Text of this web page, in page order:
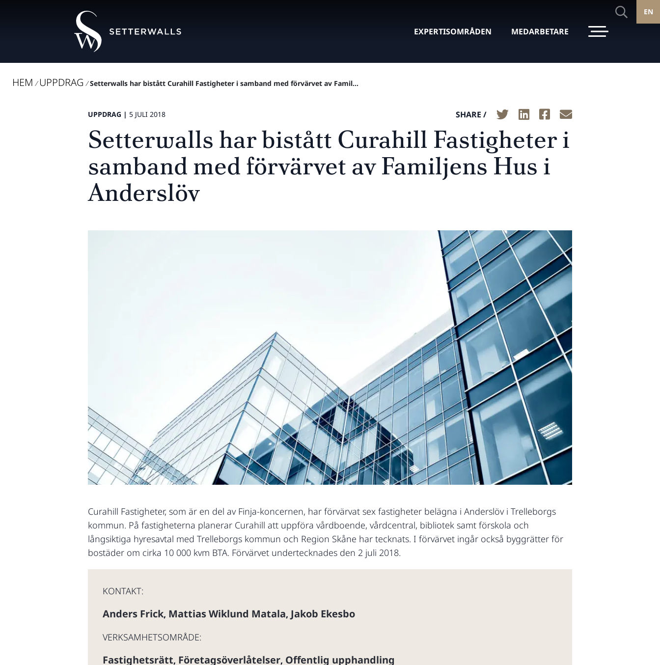
EXPERTISOMRÅDEN MEDARBETARE
EN
HEM / UPPDRAG / Setterwalls har bistått Curahill Fastigheter i samband med förvärvet av Famil...
UPPDRAG | 5 JULI 2018 SHARE /
Setterwalls har bistått Curahill Fastigheter i
samband med förvärvet av Familjens Hus i
Anderslöv
Curahill Fastigheter, som är en del av Finja-koncernen, har förvärvat sex fastigheter belägna i Anderslöv i Trelleborgs
kommun. På fastigheterna planerar Curahill att uppföra vårdboende, vårdcentral, bibliotek samt förskola och
långsiktiga hyresavtal med Trelleborgs kommun och Region Skåne har tecknats. I förvärvet ingår också byggrätter för
bostäder om cirka 10 000 kvm BTA. Förvärvet undertecknades den 2 juli 2018.
KONTAKT:
Anders Frick, Mattias Wiklund Matala, Jakob Ekesbo
VERKSAMHETSOMRÅDE:
Fastighetsrätt, Företagsöverlåtelser, Offentlig upphandling